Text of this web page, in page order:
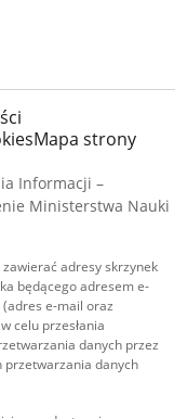
Mapa strony
Informacji –
Ministerstwa Nauki
adresy skrzynek
będącego adresem e-
e-mail oraz
celu przesłania
danych przez
przetwarzania danych